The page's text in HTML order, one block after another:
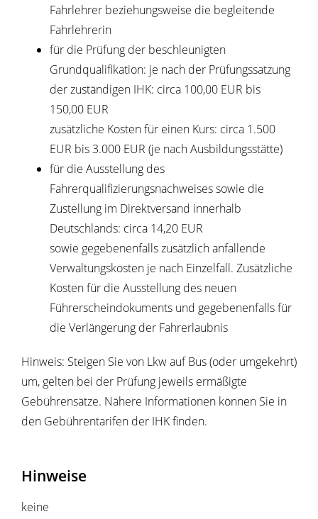
Fahrlehrer beziehungsweise die begleitende
Fahrlehrerin
für die Prüfung der beschleunigten
Grundqualifikation: je nach der Prüfungssatzung
der zuständigen IHK: circa 100,00 EUR bis
150,00 EUR
zusätzliche Kosten für einen Kurs: circa 1.500
EUR bis 3.000 EUR (je nach Ausbildungsstätte)
für die Ausstellung des
Fahrerqualifizierungsnachweises sowie die
Zustellung im Direktversand innerhalb
Deutschlands: circa 14,20 EUR
sowie gegebenenfalls zusätzlich anfallende
Verwaltungskosten je nach Einzelfall. Zusätzliche
Kosten für die Ausstellung des neuen
Führerscheindokuments und gegebenenfalls für
die Verlängerung der Fahrerlaubnis
Hinweis: Steigen Sie von Lkw auf Bus (oder umgekehrt)
um, gelten bei der Prüfung jeweils ermäßigte
Gebührensätze. Nähere Informationen können Sie in
den Gebührentarifen der IHK finden.
Hinweise
keine